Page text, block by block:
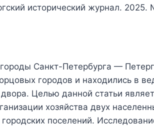
исторический журнал. 2025.
Санкт-Петербурга —
городов и находились в
Целью данной статьи
хозяйства двух
городских поселений.